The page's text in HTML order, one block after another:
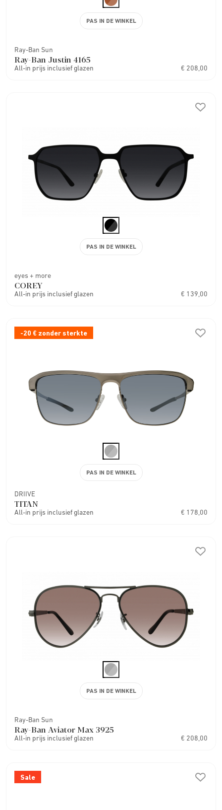
Ray-Ban Sun
Ray-Ban Justin 4165
All-in prijs inclusief glazen € 208,00
PAS IN DE WINKEL
eyes + more
COREY
All-in prijs inclusief glazen € 139,00
PAS IN DE WINKEL
-20 € zonder sterkte
DRIIVE
TITAN
All-in prijs inclusief glazen € 178,00
PAS IN DE WINKEL
Ray-Ban Sun
Ray-Ban Aviator Max 3925
All-in prijs inclusief glazen € 208,00
PAS IN DE WINKEL
Sale